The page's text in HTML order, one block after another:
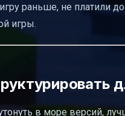
раньше, не платили
игры.
в море версий,